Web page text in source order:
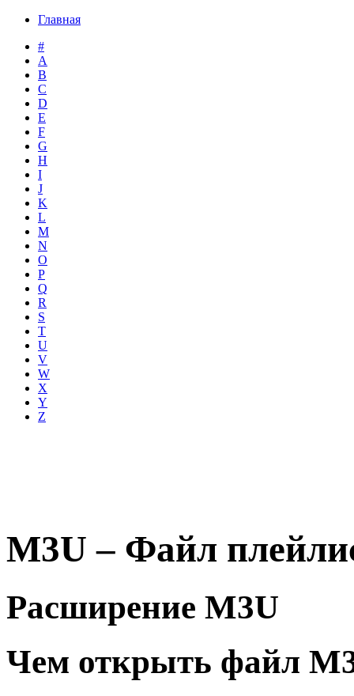
Главная
#
A
B
C
D
E
F
G
H
I
J
K
L
M
N
O
P
Q
R
S
T
U
V
W
X
Y
Z
M3U – Файл
Расширение M3U
Чем открыть файл